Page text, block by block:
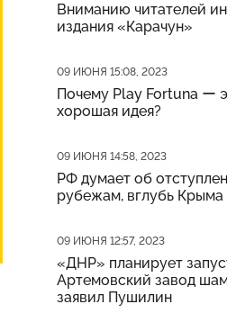
Вниманию читателей
издания «Карачун»
Дата публикации
09 ИЮНЯ 15:08, 2023
Почему Play Fortuna ー
хорошая идея?
Дата публикации
09 ИЮНЯ 14:58, 2023
РФ думает об
рубежам, вглубь
Дата публикации
09 ИЮНЯ 12:57, 2023
«ДНР» планирует
Артемовский завод
заявил Пушилин